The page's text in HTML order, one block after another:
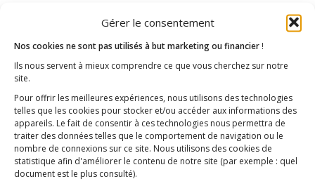
Gérer le consentement
Nos cookies ne sont pas utilisés à but marketing ou financier !
Ils nous servent à mieux comprendre ce que vous cherchez sur notre
site.
Pour offrir les meilleures expériences, nous utilisons des technologies
telles que les cookies pour stocker et/ou accéder aux informations des
appareils. Le fait de consentir à ces technologies nous permettra de
traiter des données telles que le comportement de navigation ou le
nombre de connexions sur ce site. Nous utilisons des cookies de
statistique afin d'améliorer le contenu de notre site (par exemple : quel
document est le plus consulté).
des adjuvants à base d’aluminium, dont la
toxicité est dénoncée par certains
scientifiques...